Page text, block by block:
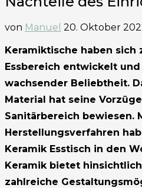
von Manuel 20. Oktober
Keramiktische haben sich
Essbereich entwickelt
wachsender Beliebtheit.
Material hat seine
Sanitärbereich bewiesen.
Herstellungsverfahren
Keramik Esstisch in den
Keramik bietet
zahlreiche